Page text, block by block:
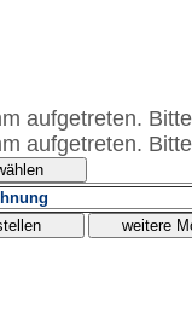
aufgetreten.
aufgetreten.